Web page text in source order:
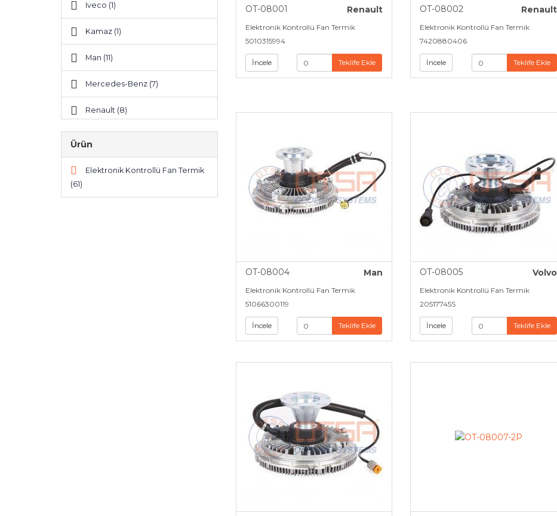
Iveco (1)
Kamaz (1)
Man (11)
Mercedes-Benz (7)
Renault (8)
Ürün
Elektronik Kontrollü Fan Termik
(61)
OT-08001 Renault
Elektronik Kontrollü Fan Termik
5010315994
İncele Teklife Ekle
OT-08002 Renault
Elektronik Kontrollü Fan Termik
7420880406
İncele Teklife Ekle
OT-08004 Man
Elektronik Kontrollü Fan Termik
51066300119
İncele Teklife Ekle
OT-08005 Volvo
Elektronik Kontrollü Fan Termik
20517745S
İncele Teklife Ekle